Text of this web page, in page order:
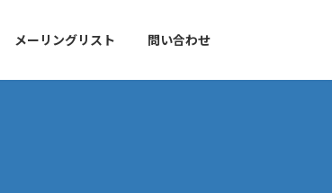
メーリングリスト 問い合わせ